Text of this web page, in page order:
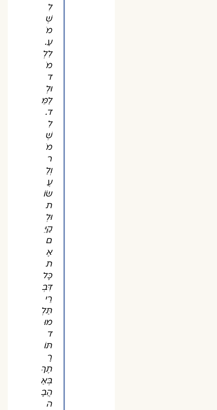
לִ
שְׁ
מֹ
עַ.
לִלְ
מֹ
ד
וּלְ
לַמֵּ
ד.
לִ
שְׁ
מֹ
ר
וְלַ
עֲ
שׂוֹ
ת
וּלְ
קַיֵּ
ם
אֶ
ת
כָּל
דִּבְ
רֵי
תַּלְ
מוּ
ד
תּוֹ
רָ
תֶךָ
בְּאַ
הֲבָ
ה